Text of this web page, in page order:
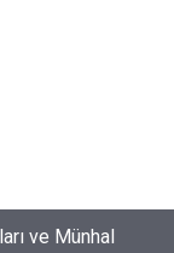
ve Münhal